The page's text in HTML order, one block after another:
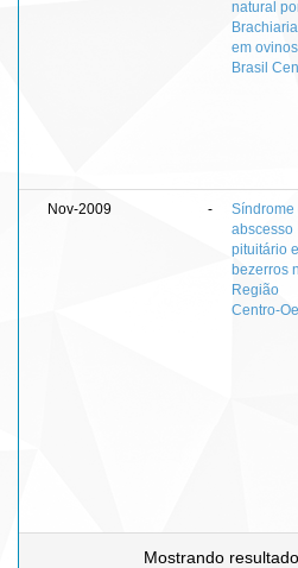
natural
em
Brasil
Nov-2009 -
Síndrome
abscesso
pituitário
bezerros
Região
Centro-
Mostrando